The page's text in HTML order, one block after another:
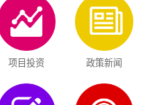
项目投资 政策新闻